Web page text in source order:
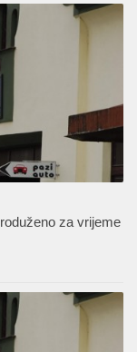
za vrijeme